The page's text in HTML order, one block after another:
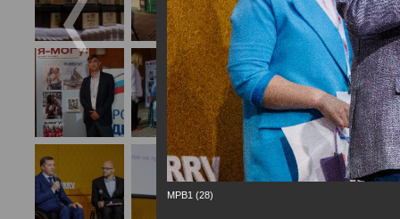
МРВ1 (28)